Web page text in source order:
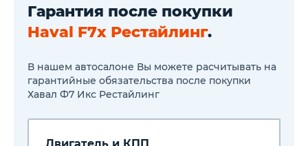
Отделка кожей рулевого
колеса
Передний центральный
Обогрев рулевого колеса
Подогрев передних сидений
Третий задний подголовник
Круиз-контроль
рулевое колесо
Гарантия после покупки
Haval F7x Рестайлинг.
В нашем автосалоне Вы можете расчитывать на
гарантийные обязательства после покупки
Хавал Ф7 Икс Рестайлинг